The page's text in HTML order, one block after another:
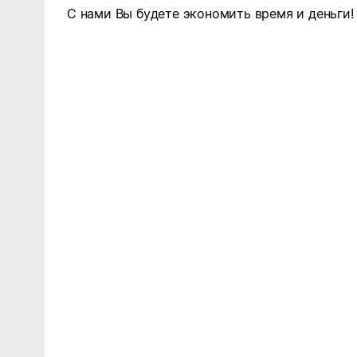
С нами Вы будете экономить время и деньги!